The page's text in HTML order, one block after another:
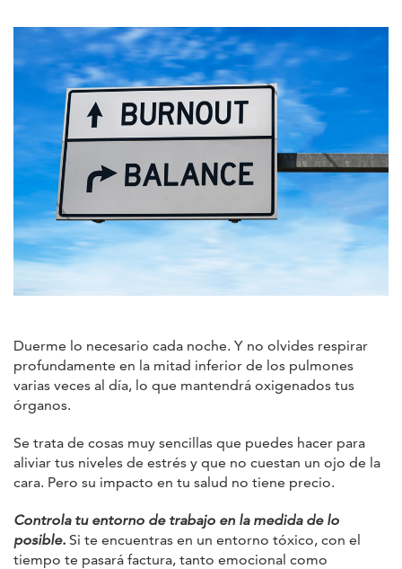
Duerme lo necesario cada noche. Y no olvides respirar
profundamente en la mitad inferior de los pulmones
varias veces al día, lo que mantendrá oxigenados tus
órganos.
Se trata de cosas muy sencillas que puedes hacer para
aliviar tus niveles de estrés y que no cuestan un ojo de la
cara. Pero su impacto en tu salud no tiene precio.
Controla tu entorno de trabajo en la medida de lo
posible. Si te encuentras en un entorno tóxico, con el
tiempo te pasará factura, tanto emocional como